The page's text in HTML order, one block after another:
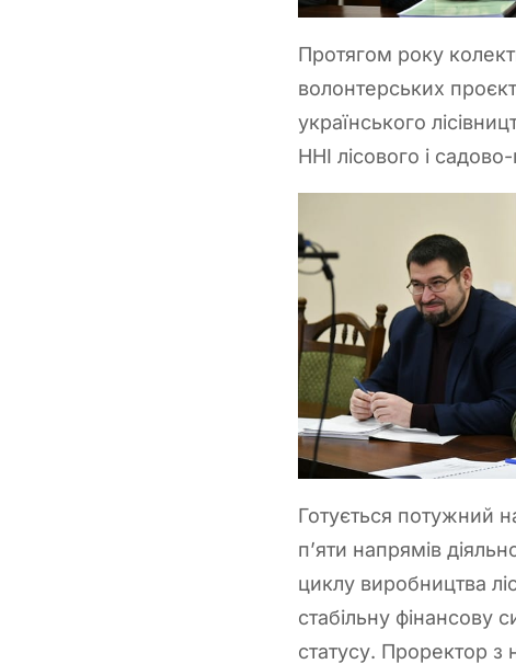
Протягом року
волонтерських
українського
ННІ лісового і
Готується потужний
п’яти напрямів
циклу виробництва
стабільну фінансову
статусу. Проректор з